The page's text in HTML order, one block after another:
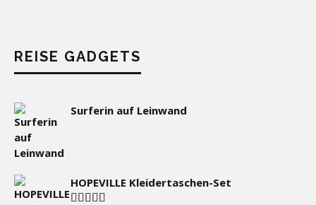
REISE GADGETS
Surferin auf Leinwand
HOPEVILLE Kleidertaschen-Set